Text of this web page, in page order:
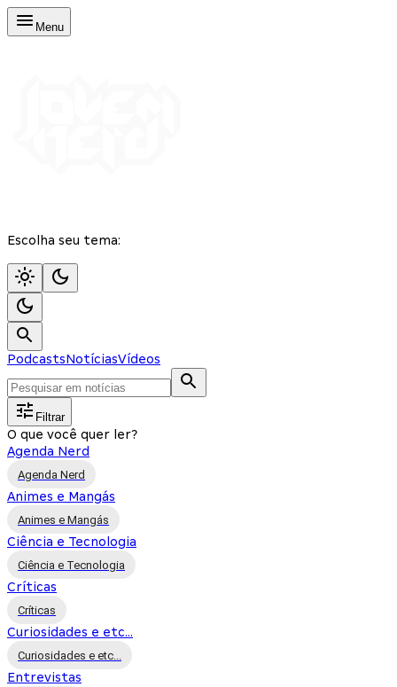
Menu
Escolha seu tema:
PodcastsNotíciasVídeos
Filtrar
O que você quer ler?
Agenda Nerd
Agenda Nerd
Animes e Mangás
Animes e Mangás
Ciência e Tecnologia
Ciência e Tecnologia
Críticas
Críticas
Curiosidades e etc...
Curiosidades e etc...
Entrevistas